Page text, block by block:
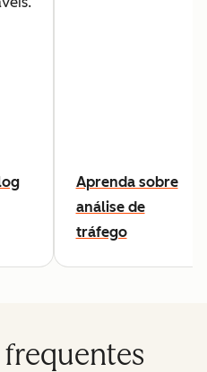
Aprenda sobre
análise de
tráfego